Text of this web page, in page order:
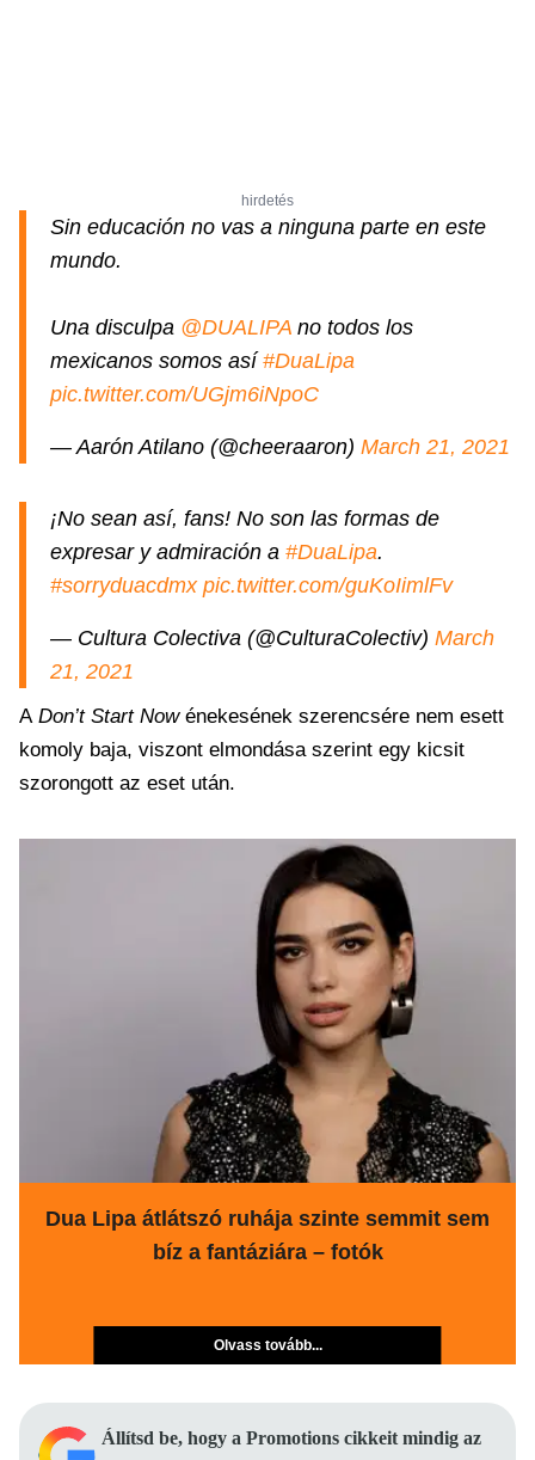
hirdetés
Sin educación no vas a ninguna parte en este
mundo.
Una disculpa @DUALIPA no todos los
mexicanos somos así #DuaLipa
pic.twitter.com/UGjm6iNpoC
— Aarón Atilano (@cheeraaron) March 21, 2021
¡No sean así, fans! No son las formas de
expresar y admiración a #DuaLipa.
#sorryduacdmx pic.twitter.com/guKoIimlFv
— Cultura Colectiva (@CulturaColectiv) March
21, 2021
A Don’t Start Nowénekesének szerencsére nem esett
komoly baja, viszont elmondása szerint egy kicsit
szorongott az eset után.
Dua Lipa átlátszó ruhája szinte semmit sem
bíz a fantáziára – fotók
Olvass tovább...
Állítsd be, hogy a Promotions cikkeit mindig az